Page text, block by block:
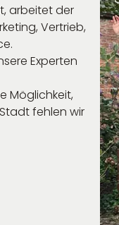
arbeitet der
Vertrieb,
Experten
Möglichkeit,
fehlen wir